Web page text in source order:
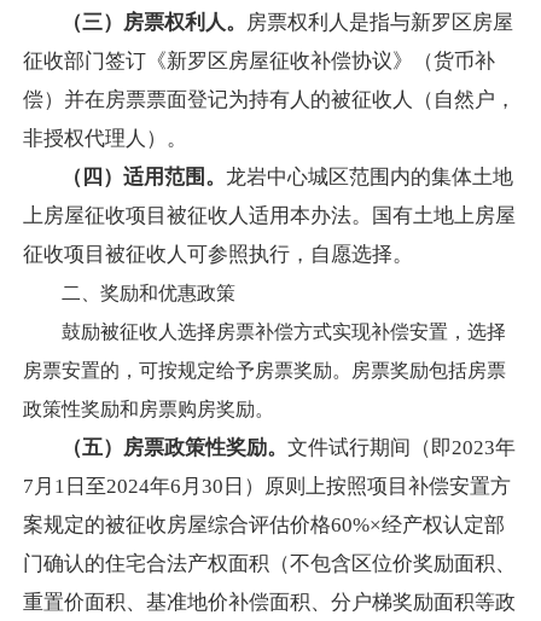
（三） 房票权利人。
房票权利人是指与新罗区房屋
征收部门签订《新罗区房屋征收补偿协议》（货币补
偿）并在房票票面登记为持有人的被征收人（自然户，
非授权代理人）。
（四）适用范围。 龙岩中心城区范围内的集体土地
上房屋征收项目被征收人适用本办法。国有土地上房屋
征收项目被征收人可参照执行，自愿选择。
二、奖励和优惠政策
鼓励被征收人选择房票补偿方式实现补偿安置，选择
房票安置的，可按规定给予房票奖励。房票奖励包括房票
政策性奖励和房票购房奖励。
（五）房票政策性奖励。 文件试行期间（即2023年
7月1日 至2024年6月30日）原则上按照项目补偿安置方
案规定的被征收房屋综合评估价格60%×经产权认定部
门确认的住宅合法产权面积（不包含区位价奖励面积、
重置价面积、基准地价补偿面积、分户梯奖励面积等政